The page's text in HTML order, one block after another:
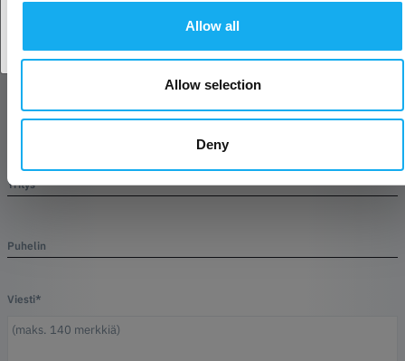
Allow all
Allow selection
Deny
Sukunimi*
sähköposti*
Yritys
Puhelin
Viesti*